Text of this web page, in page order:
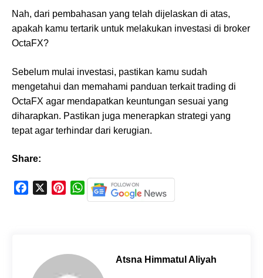
Nah, dari pembahasan yang telah dijelaskan di atas,
apakah kamu tertarik untuk melakukan investasi di broker
OctaFX?
Sebelum mulai investasi, pastikan kamu sudah
mengetahui dan memahami panduan terkait trading di
OctaFX agar mendapatkan keuntungan sesuai yang
diharapkan. Pastikan juga menerapkan strategi yang
tepat agar terhindar dari kerugian.
Share:
e
W
h
A
Atsna Himmatul Aliyah